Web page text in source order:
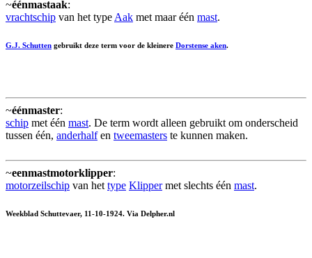
~éénmastaak:
vrachtschip van het type Aak met maar één mast.
G.J. Schutten gebruikt deze term voor de kleinere Dorstense aken.
~éénmaster:
schip met één mast. De term wordt alleen gebruikt om onderscheid
tussen één, anderhalfen tweemasters te kunnen maken.
~eenmastmotorklipper:
motorzeilschip van het type Klippermet slechts één mast.
Weekblad Schuttevaer, 11-10-1924. Via Delpher.nl